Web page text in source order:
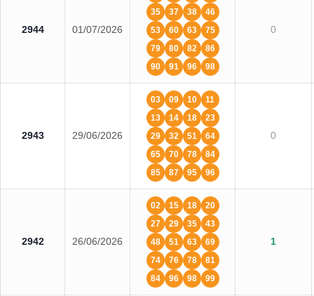
2944 01/07/2026
35
37 38
46
53
60 63
75
79
80 82
86
90
91 96 98
0
2943 29/06/2026
03 09 10
11
13
14 18
23
29
32 51
64
65
70 78
84
85
87 95 96
0
2942 26/06/2026
02 15 18
20
27
29 35
43
48
51 63
69
74
76 78
81
84
96 98 99
1